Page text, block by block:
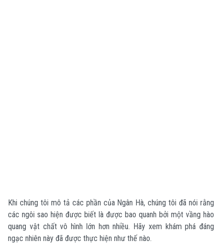
Khi chúng tôi mô tả các phần của Ngân Hà, chúng tôi đã nói rằng
các ngôi sao hiện được biết là được bao quanh bởi một vầng hào
quang vật chất vô hình lớn hơn nhiều. Hãy xem khám phá đáng
ngạc nhiên này đã được thực hiện như thế nào.